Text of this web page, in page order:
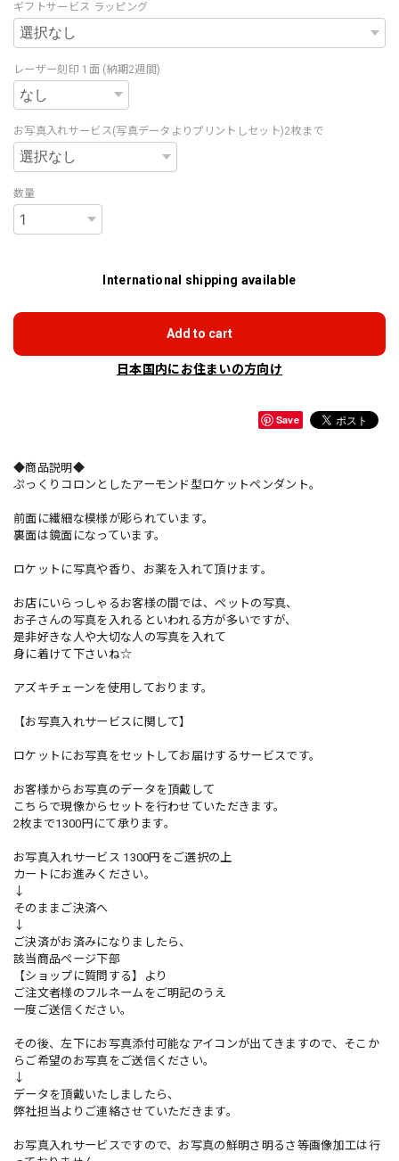
ギフトサービス ラッピング
レーザー刻印 1面 (納期2週間)
お写真入れサービス(写真データよりプリントしセット)2枚まで
数量
International shipping available
Add to cart
日本国内にお住まいの方向け
Save
◆商品説明◆
ぷっくりコロンとしたアーモンド型ロケットペンダント。
前面に繊細な模様が彫られています。
裏面は鏡面になっています。
ロケットに写真や香り、お薬を入れて頂けます。
お店にいらっしゃるお客様の間では、ペットの写真、
お子さんの写真を入れるといわれる方が多いですが、
是非好きな人や大切な人の写真を入れて
身に着けて下さいね☆
アズキチェーンを使用しております。
【お写真入れサービスに関して】
ロケットにお写真をセットしてお届けするサービスです。
お客様からお写真のデータを頂戴して
こちらで現像からセットを行わせていただきます。
2枚まで1300円にて承ります。
お写真入れサービス 1300円をご選択の上
カートにお進みください。
↓
そのままご決済へ
↓
ご決済がお済みになりましたら、
該当商品ページ下部
【ショップに質問する】より
ご注文者様のフルネームをご明記のうえ
一度ご送信ください。
その後、左下にお写真添付可能なアイコンが出てきますので、そこか
らご希望のお写真をご送信ください。
↓
データを頂戴いたしましたら、
弊社担当よりご連絡させていただきます。
お写真入れサービスですので、お写真の鮮明さ明るさ等画像加工は行